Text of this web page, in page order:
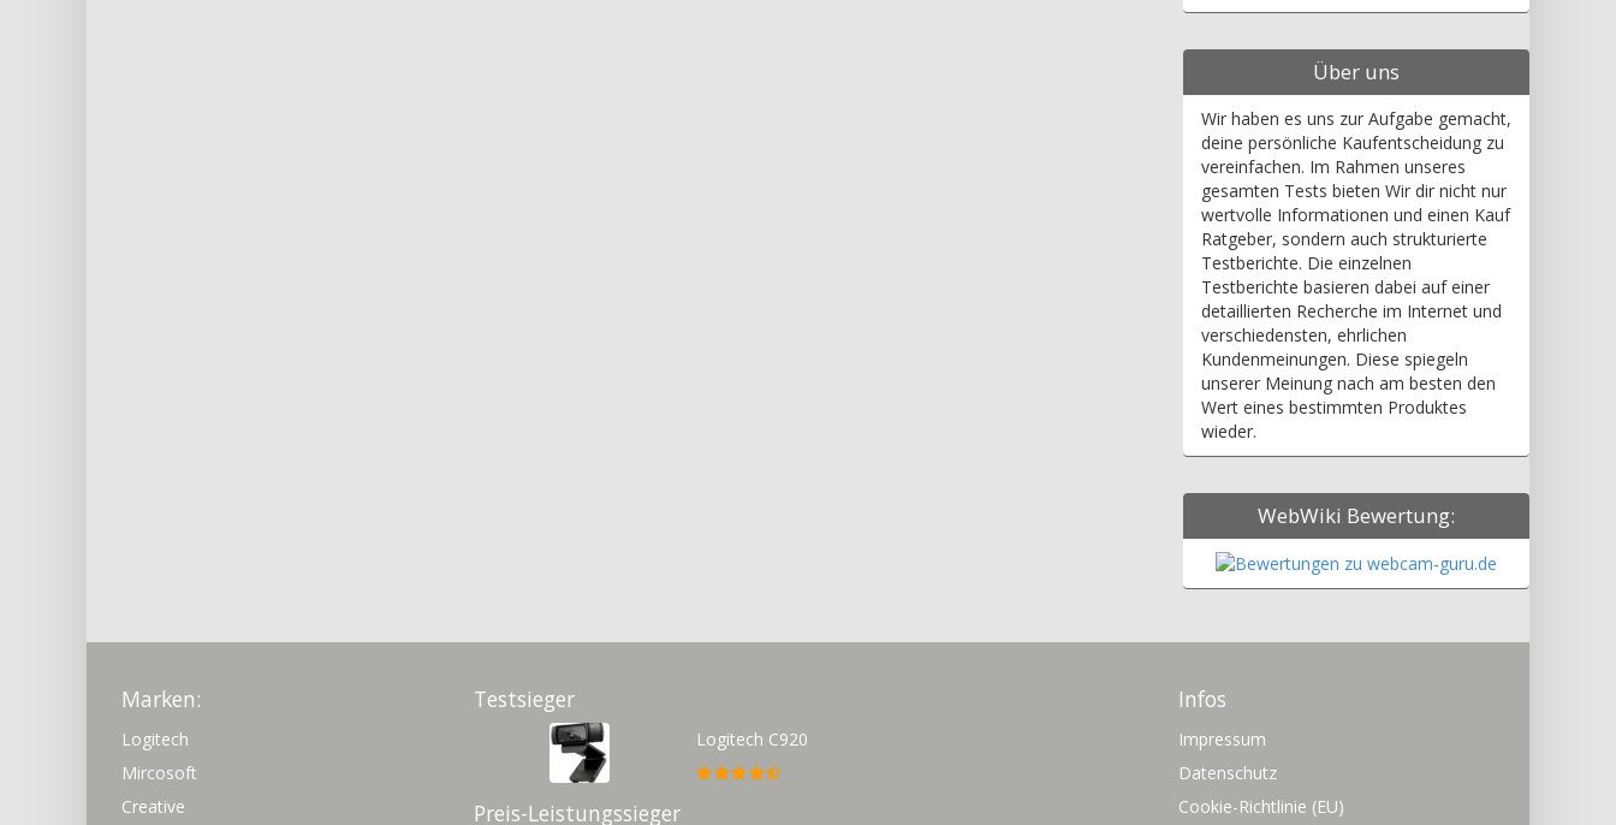
Über uns
Wir haben es uns zur Aufgabe gemacht,
deine persönliche Kaufentscheidung zu
vereinfachen. Im Rahmen unseres
gesamten Tests bieten Wir dir nicht nur
wertvolle Informationen und einen Kauf
Ratgeber, sondern auch strukturierte
Testberichte. Die einzelnen
Testberichte basieren dabei auf einer
detaillierten Recherche im Internet und
verschiedensten, ehrlichen
Kundenmeinungen. Diese spiegeln
unserer Meinung nach am besten den
Wert eines bestimmten Produktes
wieder.
WebWiki Bewertung:
Marken:
Logitech
Mircosoft
Creative
Testsieger
Logitech C920
Preis-Leistungssieger
Infos
Impressum
Datenschutz
Cookie-Richtlinie (EU)